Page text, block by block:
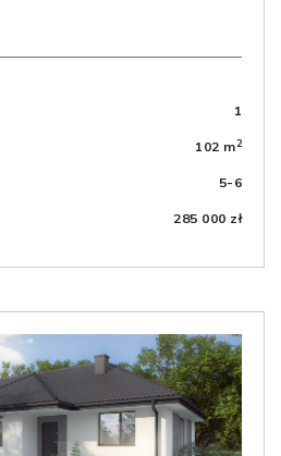
1
102 m2
5-6
285 000 zł